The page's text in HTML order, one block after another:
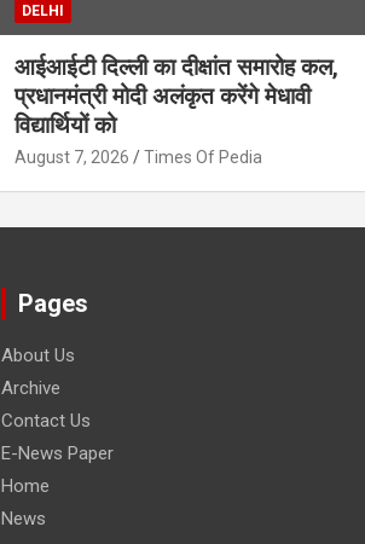
DELHI
आईआईटी दिल्ली का दीक्षांत समारोह कल,
प्रधानमंत्री मोदी अलंकृत करेंगे मेधावी
विद्यार्थियों को
August 7, 2026 Times Of Pedia
Pages
About Us
Archive
Contact Us
E-News Paper
Home
News